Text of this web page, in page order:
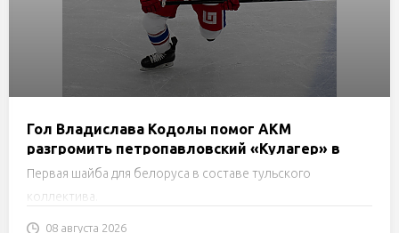
Гол Владислава Кодолы помог АКМ
разгромить петропавловский «Кулагер» в
Кубке губернатора Оренбургской области
Первая шайба для белоруса в составе тульского
коллектива.
08 августа 2026